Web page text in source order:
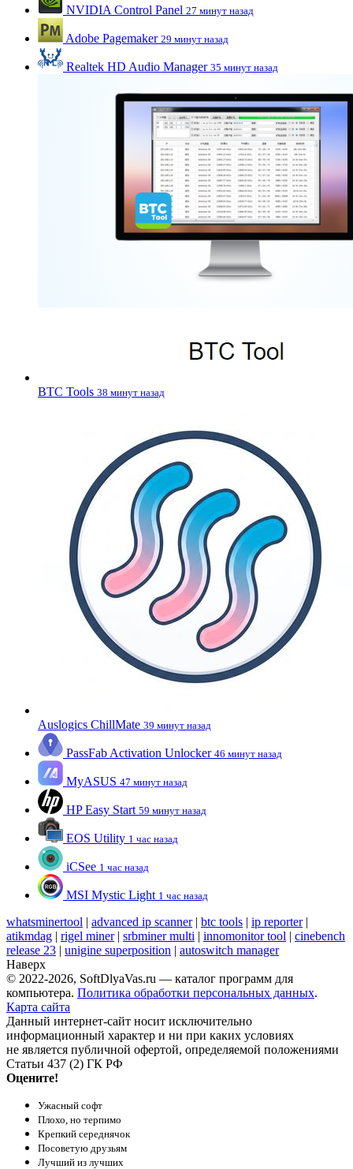
NVIDIA Control Panel 27 минут назад
Adobe Pagemaker 29 минут назад
Realtek HD Audio Manager 35 минут назад
BTC Tools 38 минут назад
Auslogics ChillMate 39 минут назад
PassFab Activation Unlocker 46 минут назад
MyASUS 47 минут назад
HP Easy Start 59 минут назад
EOS Utility 1 час назад
iCSee 1 час назад
MSI Mystic Light 1 час назад
whatsminertool | advanced ip scanner| btc tools | ip reporter|
atikmdag | rigel miner| srbminer multi | innomonitor tool | cinebench
release 23 | unigine superposition | autoswitch manager
Наверх
© 2022-2026, SoftDlyaVas.ru — каталог программ для
компьютера. Политика обработки персональных данных.
Карта сайта
Данный интернет-сайт носит исключительно
информационный характер и ни при каких условиях
не является публичной офертой, определяемой положениями
Статьи 437 (2) ГК РФ
Оцените!
Ужасный софт
Плохо, но терпимо
Крепкий середнячок
Посоветую друзьям
Лучший из лучших